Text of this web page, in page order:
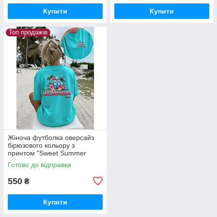
Купити Купити
Топ продажів
Жіноча футболка оверсайз
бірюзового кольору з
принтом "Sweet Summer
Time"
Готово до відправки
550 ₴
Купити